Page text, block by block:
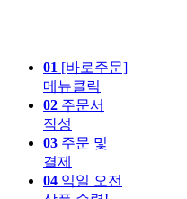
01 [바로주문]
메뉴클릭
02 주문서
작성
03 주문 및
결제
04 익일 오전